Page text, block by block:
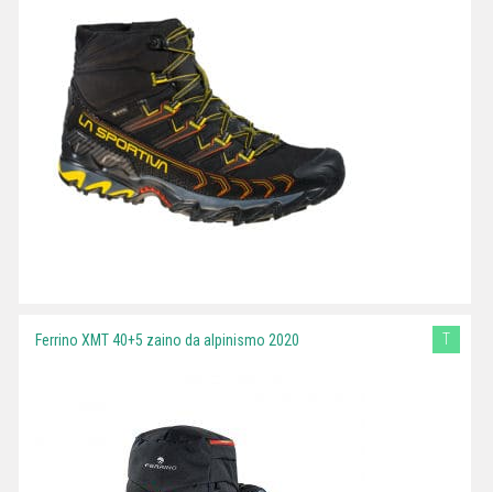
Ferrino XMT 40+5 zaino da alpinismo 2020 T